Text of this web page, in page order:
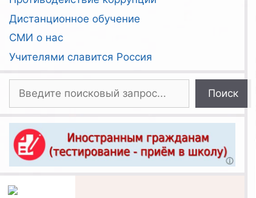
Дистанционное обучение
СМИ о нас
Учителями славится Россия
Поиск